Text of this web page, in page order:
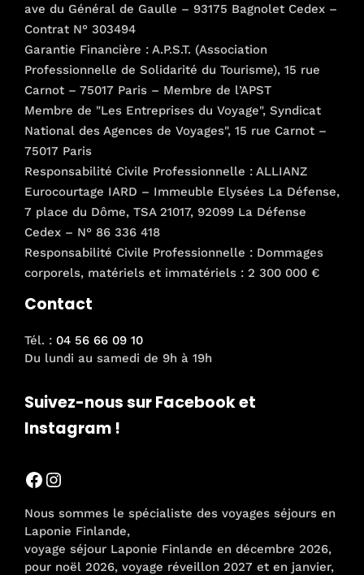
ave du Général de Gaulle – 93175 Bagnolet Cedex –
Contrat N° 303494
Garantie Financière : A.P.S.T. (Association
Professionnelle de Solidarité du Tourisme), 15 rue
Carnot – 75017 Paris – Membre de l’APST
Membre de "Les Entreprises du Voyage", Syndicat
National des Agences de Voyages", 15 rue Carnot –
75017 Paris
Responsabilité Civile Professionnelle : ALLIANZ
Eurocourtage IARD – Immeuble Elysées La Défense,
7 place du Dôme, TSA 21017, 92099 La Défense
Cedex – N° 86 336 418
Responsabilité Civile Professionnelle : Dommages
corporels, matériels et immatériels : 2 300 000 €
Contact
Tél. : 04 56 66 09 10
Du lundi au samedi de 9h à 19h
Suivez-nous sur Facebook et
Instagram !
Facebook
Instagram
Nous sommes le spécialiste des voyages séjours en
Laponie Finlande,
voyage séjour Laponie Finlande en décembre 2026,
pour noël 2026, voyage réveillon 2027 et en janvier,